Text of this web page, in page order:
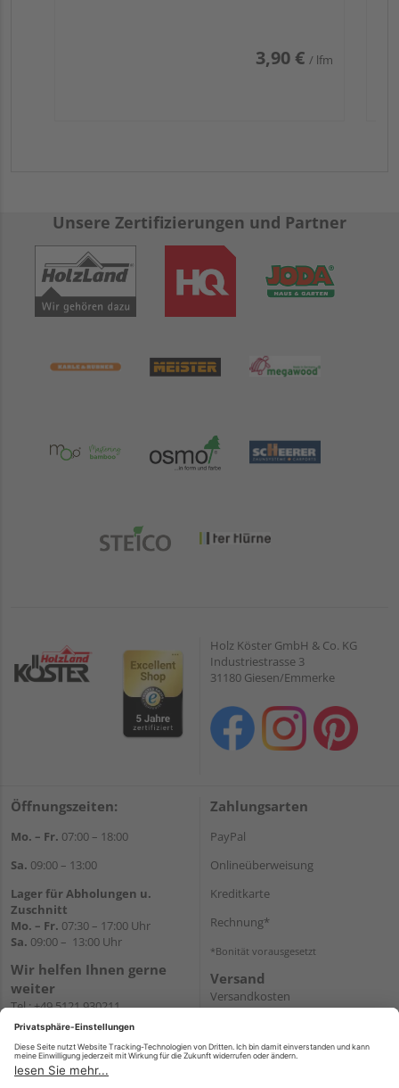
3,90 € / lfm
Unsere Zertifizierungen und Partner
Holz Köster GmbH & Co. KG
Industriestrasse 3
31180 Giesen/Emmerke
Öffnungszeiten:
Mo. – Fr. 07:00 – 18:00
Sa. 09:00 – 13:00
Lager für Abholungen u.
Zuschnitt
Mo. – Fr. 07:30 – 17:00 Uhr
Sa. 09:00 – 13:00 Uhr
Wir helfen Ihnen gerne
weiter
Tel.:+49 5121 930211
E-Mail:holzlandshop@holzland-
Newsletter
Zahlungsarten
PayPal
Onlineüberweisung
Kreditkarte
Rechnung*
*Bonität vorausgesetzt
Versand
Versandkosten